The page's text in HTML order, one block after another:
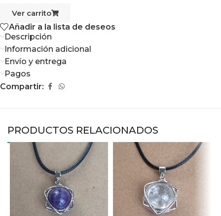
Ver carrito
Añadir a la lista de deseos
Descripción
Información adicional
Envío y entrega
Pagos
Compartir:
PRODUCTOS RELACIONADOS